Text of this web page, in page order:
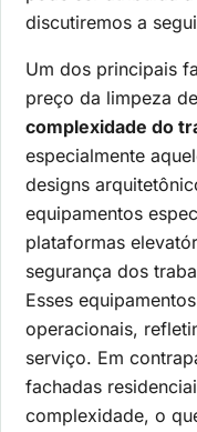
discutiremos a
Um dos principais
preço da limpeza
complexidade do
especialmente
designs
equipamentos
plataformas
segurança dos
Esses
operacionais,
serviço. Em
fachadas
complexidade, o